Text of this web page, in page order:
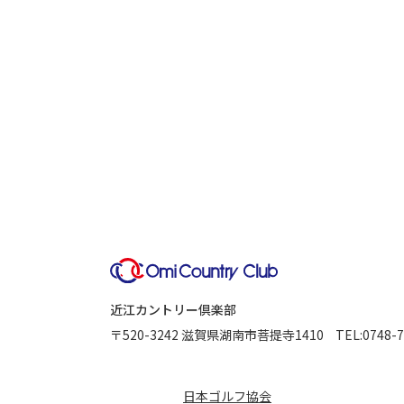
近江カントリー倶楽部
〒520-3242 滋賀県湖南市菩提寺1410 TEL:0748-
日本ゴルフ協会